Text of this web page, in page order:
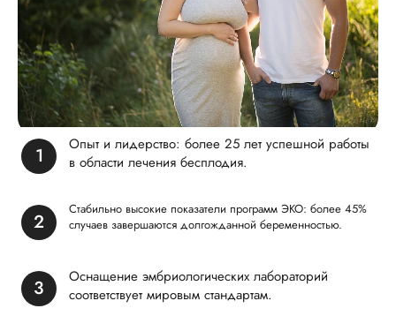
Опыт и лидерство: более 25 лет успешной работы
в области лечения бесплодия.
Стабильно высокие показатели программ ЭКО: более 45%
случаев завершаются долгожданной беременностью.
Оснащение эмбриологических лабораторий
соответствует мировым стандартам.